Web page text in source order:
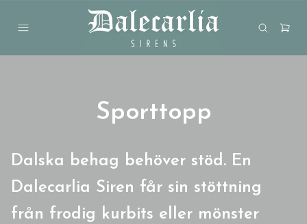
Sporttopp
Dalska behag behöver stöd. En
Dalecarlia Siren får sin stöttning
från frodig kurbits eller mönster